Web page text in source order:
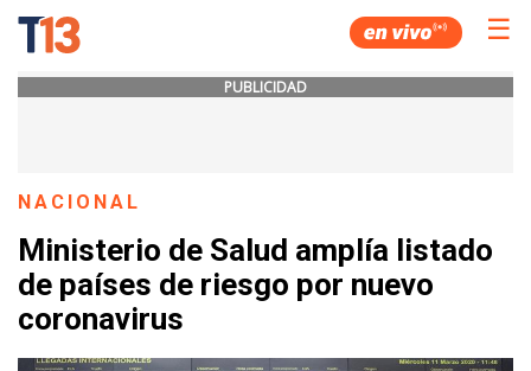
☰
PUBLICIDAD
NACIONAL
Ministerio de Salud amplía listado
de países de riesgo por nuevo
coronavirus